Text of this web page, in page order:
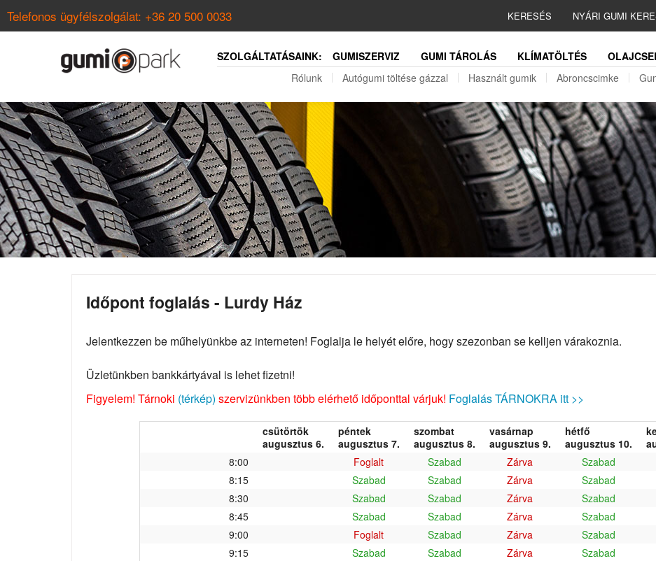
Telefonos ügyfélszolgálat: +36 20 500 0033 KERESÉS NYÁRI GUMI
SZOLGÁLTATÁSAINK: GUMISZERVIZ GUMI TÁROLÁS KLÍMATÖLTÉS
Rólunk
Autógumi töltése gázzal Használt gumik Abroncscimke
Időpont foglalás - Lurdy Ház
Jelentkezzen be műhelyünkbe az interneten! Foglalja le helyét előre, hogy szezonban se kelljen várakoznia.
Üzletünkben bankkártyával is lehet fizetni!
Figyelem! Tárnoki (térkép) szervizünkben több elérhető időponttal várjuk! Foglalás TÁRNOKRA itt >>
csütörtök
augusztus 6.
péntek
augusztus 7.
szombat
augusztus 8.
vasárnap
augusztus 9.
hétfő
augusztus 10.
8:00
Foglalt Szabad Zárva Szabad
8:15
Szabad Szabad Zárva Szabad
8:30
Szabad Szabad Zárva Szabad
8:45
Szabad Szabad Zárva Szabad
9:00
Foglalt Szabad Zárva Szabad
9:15
Szabad Szabad Zárva Szabad